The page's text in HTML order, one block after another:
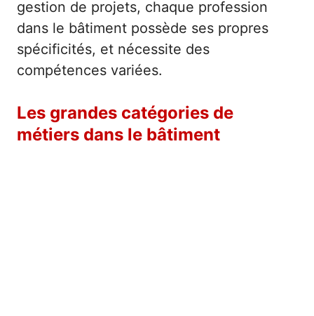
gestion de projets, chaque profession
dans le bâtiment possède ses propres
spécificités, et nécessite des
compétences variées.
Les grandes catégories de
métiers dans le bâtiment